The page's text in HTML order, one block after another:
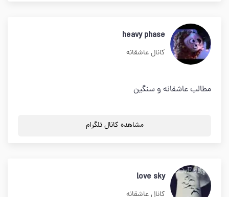
heavy phase
کانال عاشقانه
مطالب عاشقانه و سنگین
مشاهده کانال تلگرام
love sky
کانال عاشقانه